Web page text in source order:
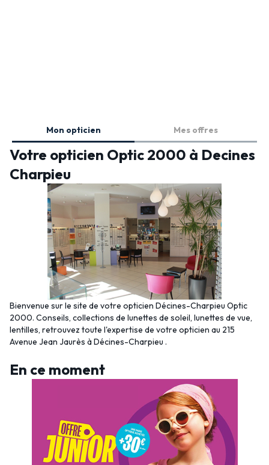
Mon opticien Mes offres
Votre opticien Optic 2000 à Decines
Charpieu
Bienvenue sur le site de votre opticien Décines-Charpieu Optic
2000. Conseils, collections de lunettes de soleil, lunettes de vue,
lentilles, retrouvez toute l'expertise de votre opticien au 215
Avenue Jean Jaurès à Décines-Charpieu .
En ce moment